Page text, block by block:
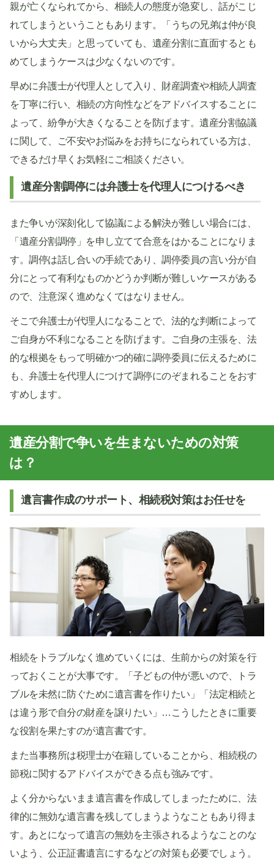
親が亡くなられてから、相続人の態度が急変し、話がこじ
れてしまうということもあります。「うちの兄弟は仲が良
いから大丈夫」と思っていても、遺産分割に直面するとも
めてしまうケースは少なくないのです。
早めに弁護士が代理人として入り、財産調査や相続人調査
を丁寧に行い、相続の方向性などをアドバイスすることに
よって、紛争が大きくなることを防げます。遺産分割協議
に関して、ご不安やお悩みをお持ちになられている方は、
できるだけ早くお気軽にご相談ください。
遺産分割調停には弁護士を代理人につけるべき
また争いが深刻化して協議による解決が難しい場合には、
「遺産分割調停」を申し立てて合意をはかることになりま
す。調停は話し合いの手続であり、調停委員の言い分が自
分にとって有利なものかどうか判断が難しいケースがある
ので、注意深く進めなくてはなりません。
そこで弁護士が代理人になることで、法的な判断によって
ご自身が不利になることを防げます。ご自身の主張を、法
的な根拠をもって明確かつ的確に調停委員に伝えるために
も、弁護士を代理人につけて調停にのぞまれることをおす
すめします。
遺産分割で争いを生まないための対策
は？
遺言書作成のサポート、相続税対策はお任せを
相続をトラブルなく進めていくには、生前からの対策を行
っておくことが大事です。「子どもの仲が悪いので、トラ
ブルを未然に防ぐために遺言書を作りたい」「法定相続と
は違う形で自分の財産を譲りたい」…こうしたときに重要
な役割を果たすのが遺言書です。
また当事務所は税理士が在籍していることから、相続税の
節税に関するアドバイスができる点も強みです。
よく分からないまま遺言書を作成してしまったために、法
律的に無効な遺言書を残してしまうようなこともあり得ま
す。あとになって遺言の無効を主張されるようなことのな
いよう、公正証書遺言にするなどの対策も必要でしょう。